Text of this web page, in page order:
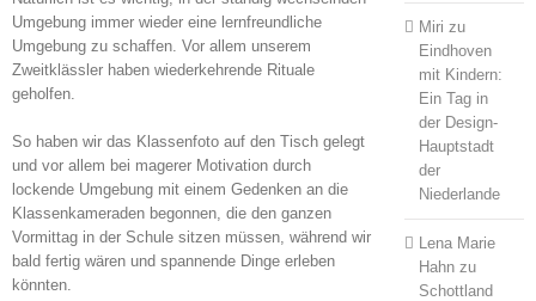
Umgebung immer wieder eine lernfreundliche
Umgebung zu schaffen. Vor allem unserem
Zweitklässler haben wiederkehrende Rituale
geholfen.
So haben wir das Klassenfoto auf den Tisch gelegt
und vor allem bei magerer Motivation durch
lockende Umgebung mit einem Gedenken an die
Klassenkameraden begonnen, die den ganzen
Vormittag in der Schule sitzen müssen, während wir
bald fertig wären und spannende Dinge erleben
könnten.
Miri zu
Eindhoven
mit Kindern:
Ein Tag in
der Design-
Hauptstadt
der
Niederlande
Lena Marie
Hahnzu
Schottland